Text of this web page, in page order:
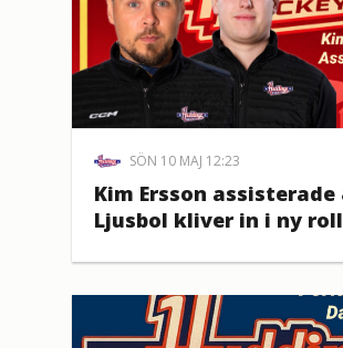
SÖN 10 MAJ 12:23
Kim Ersson
Ljusbol kliver in i ny roll